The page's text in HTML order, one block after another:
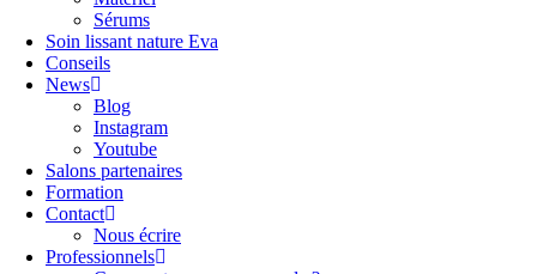
Sérums
Soin lissant nature Eva
Conseils
News
Blog
Instagram
Youtube
Salons partenaires
Formation
Contact
Nous écrire
Professionnels